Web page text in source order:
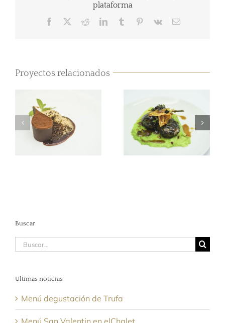
plataforma
Facebook
TwitterRedditLinkedInTumblr Pinterest
Vk
Correo
Proyectos relacionados
Postre Maestro
Cafetero
Costillas de
Ternasco rellenas
al Estilo Mudéjar
Buscar
Buscar:
Ultimas noticias
Menú degustación de Trufa